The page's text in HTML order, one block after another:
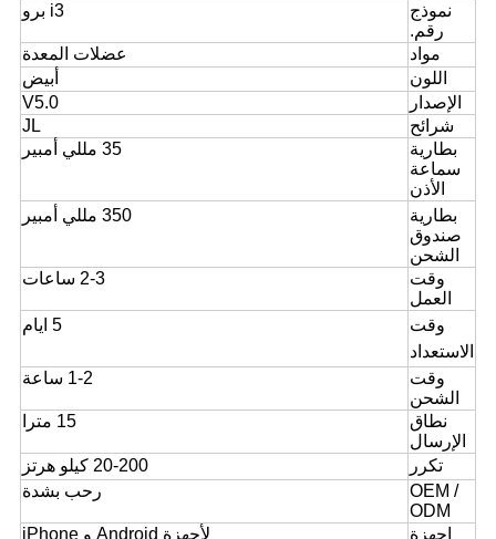
نموذج
رقم.
i3 برو
مواد
عضلات المعدة
اللون
أبيض
الإصدار
V5.0
شرائح
JL
بطارية
سماعة
الأذن
35 مللي أمبير
بطارية
صندوق
الشحن
350 مللي أمبير
وقت
العمل
2-3 ساعات
وقت
الاستعداد
5 ايام
وقت
الشحن
1-2 ساعة
نطاق
الإرسال
15 مترا
تكرر
20-200 كيلو هرتز
OEM /
ODM
رحب بشدة
اجهزة لأجهزة Android و iPhone